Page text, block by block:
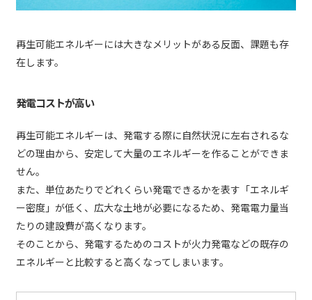
再生可能エネルギーには大きなメリットがある反面、課題も存
在します。
発電コストが高い
再生可能エネルギーは、発電する際に自然状況に左右されるな
どの理由から、安定して大量のエネルギーを作ることができま
せん。
また、単位あたりでどれくらい発電できるかを表す「エネルギ
ー密度」が低く、広大な土地が必要になるため、発電電力量当
たりの建設費が高くなります。
そのことから、発電するためのコストが火力発電などの既存の
エネルギーと比較すると高くなってしまいます。